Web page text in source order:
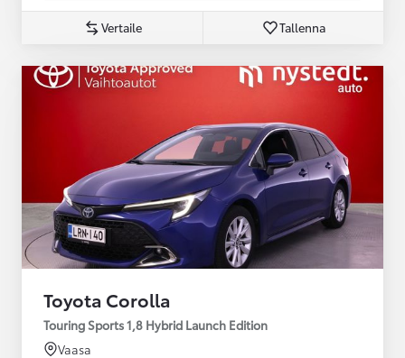
Vertaile Tallenna
Toyota Corolla
Touring Sports 1,8 Hybrid Launch Edition
Vaasa